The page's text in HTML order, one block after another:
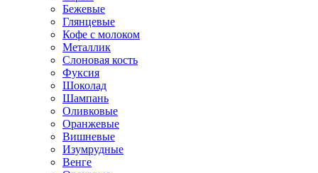
Бежевые
Глянцевые
Кофе с молоком
Металлик
Слоновая кость
Фуксия
Шоколад
Шампань
Оливковые
Оранжевые
Вишневые
Изумрудные
Венге